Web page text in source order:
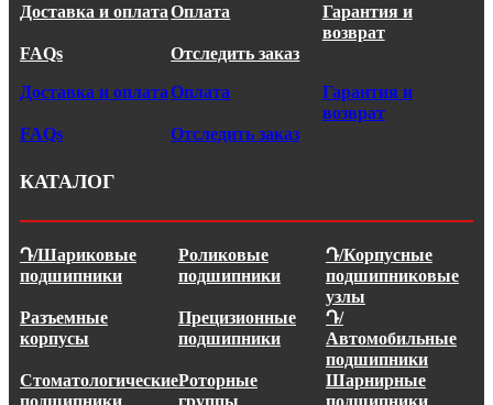
Доставка и оплатаОплата
Гарантия и
возврат
FAQs
Отследить заказ
Доставка и оплатаОплата
Гарантия и
возврат
FAQs
Отследить заказ
КАТАЛОГ
Դ/Шариковые
подшипники
Роликовые
подшипники
Դ/Корпусные
подшипниковые
узлы
Разъемные
корпусы
Прецизионные
подшипники
Դ/
Автомобильные
подшипники
Стоматологические
подшипники
Роторные
группы
Шарнирные
подшипники